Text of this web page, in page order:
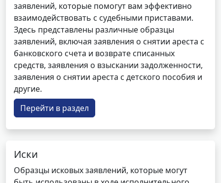
заявлений, которые помогут вам эффективно
взаимодействовать с судебными приставами.
Здесь представлены различные образцы
заявлений, включая заявления о снятии ареста с
банковского счета и возврате списанных
средств, заявления о взыскании задолженности,
заявления о снятии ареста с детского пособия и
другие.
Перейти в раздел
Иски
Образцы исковых заявлений, которые могут